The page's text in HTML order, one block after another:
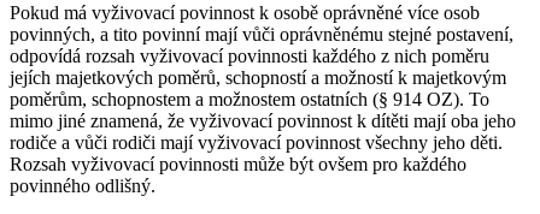
Pokud má vyživovací povinnost k osobě oprávněné více osob
povinných, a tito povinní mají vůči oprávněnému stejné postavení,
odpovídá rozsah vyživovací povinnosti každého z nich poměru
jejích majetkových poměrů, schopností a možností k majetkovým
poměrům, schopnostem a možnostem ostatních (§ 914 OZ). To
mimo jiné znamená, že vyživovací povinnost k dítěti mají oba jeho
rodiče a vůči rodiči mají vyživovací povinnost všechny jeho děti.
Rozsah vyživovací povinnosti může být ovšem pro každého
povinného odlišný.